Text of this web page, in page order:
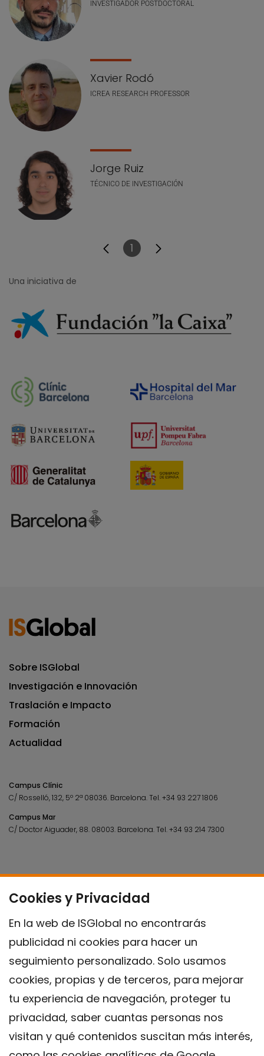
INVESTIGADOR POSTDOCTORAL
Xavier Rodó
ICREA RESEARCH PROFESSOR
Jorge Ruiz
TÉCNICO DE INVESTIGACIÓN
Página
1
Cookies y Privacidad
En la web de ISGlobal no encontrarás
publicidad ni cookies para hacer un
seguimiento personalizado. Solo usamos
cookies, propias y de terceros, para mejorar
tu experiencia de navegación, proteger tu
privacidad, saber cuantas personas nos
visitan y qué contenidos suscitan más interés,
Una iniciativa de
Sobre ISGlobal
Investigación e Innovación
Traslación e Impacto
Formación
Actualidad
Campus Clínic
C/ Rosselló, 132, 5º 2ª 08036. Barcelona.Tel.+34 93 227 1806
Campus Mar
C/ Doctor Aiguader, 88. 08003. Barcelona.Tel.+34 93 214 7300